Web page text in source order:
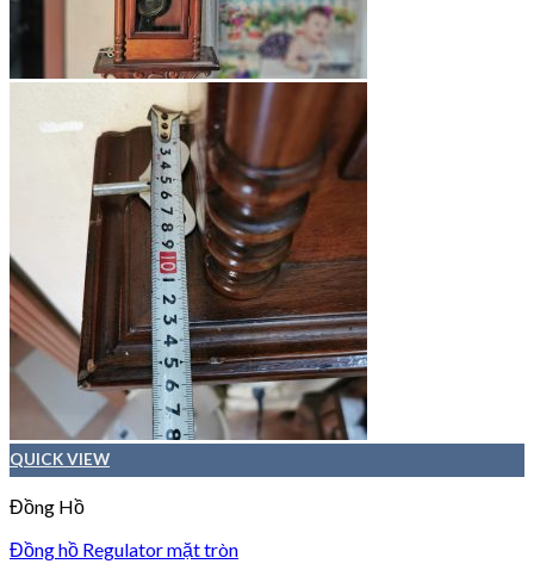
QUICK VIEW
Đồng Hồ
Đồng hồ Regulator mặt tròn